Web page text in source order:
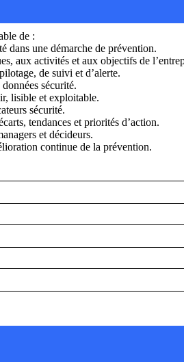
de :
dans une démarche de prévention.
aux activités et aux objectifs de
de suivi et d’alerte.
sécurité.
lisible et exploitable.
sécurité.
tendances et priorités d’action.
et décideurs.
continue de la prévention.